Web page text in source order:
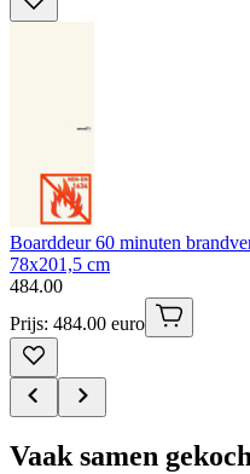
Boarddeur 60 minuten
78x201,5 cm
484.00
Prijs: 484.00 euro
Vaak samen